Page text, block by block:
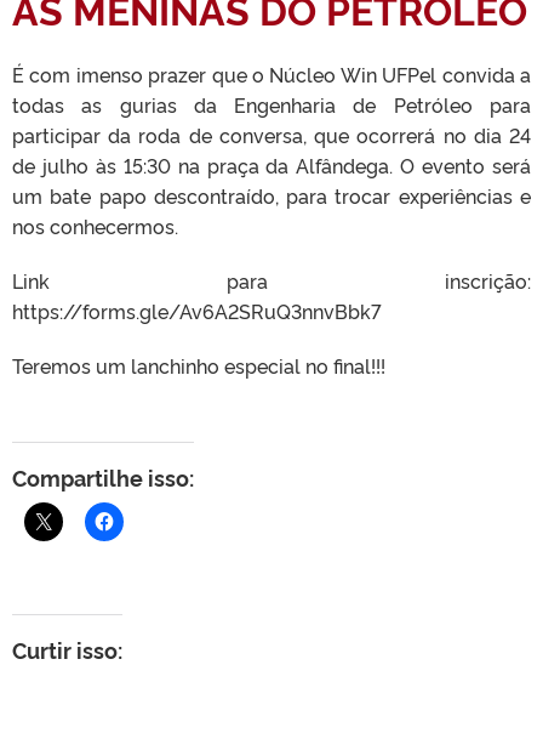
É com imenso prazer que o Núcleo Win UFPel convida a
todas as gurias da Engenharia de Petróleo para
participar da roda de conversa, que ocorrerá no dia 24
de julho às 15:30 na praça da Alfândega. O evento será
um bate papo descontraído, para trocar experiências e
nos conhecermos.
Link para inscrição:
https://forms.gle/Av6A2SRuQ3nnvBbk7
Teremos um lanchinho especial no final!!!
Compartilhe isso:
Curtir isso: